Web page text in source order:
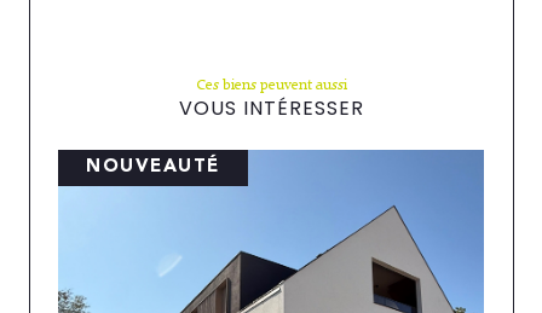
Ces biens peuvent aussi
VOUS INTÉRESSER
NOUVEAUTÉ